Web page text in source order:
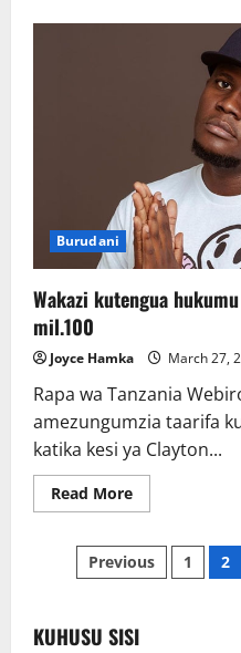
Burudani
Wakazi kutengua
mil.100
Joyce Hamka March 27,
Rapa wa Tanzania
amezungumzia taarifa
katika kesi ya Clayton...
Read MoreRead
more
kutengua
hukumu
ya
Levo
mil.100
Posts
Previous 1 2
KUHUSU SISI